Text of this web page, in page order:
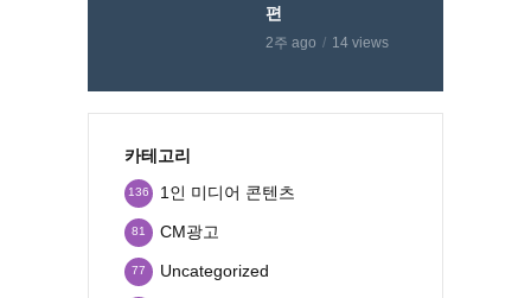
편
2주 ago 14 views
카테고리
1인 미디어 콘텐츠
136
CM광고
81
Uncategorized
77